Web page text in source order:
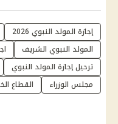
إجازة المولد النبوي 2026
المولد النبوي الشريف
ترحيل إجازة المولد النبوي
مجلس الوزراء
القطاع